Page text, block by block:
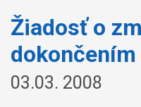
Žiadosť o
dokončením
03.03. 2008